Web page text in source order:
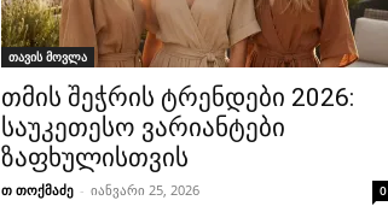
თავის მოვლა
თმის შეჭრის ტრენდები 2026:
საუკეთესო ვარიანტები
ზაფხულისთვის
თ თოქმაძე - იანვარი 25, 2026 0